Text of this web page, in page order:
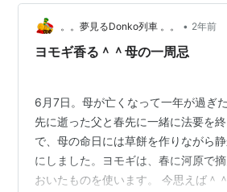
柔らか。どちらもいけていますが、
ちの方がオススメです。 なっぱもち
で、ありそうで初めてです。カリッと
。。夢見るDonko列車 。。 • 2年前
ヨモギ香る＾＾母の一周忌
6月7日。母が亡くなって一年が過ぎ
先に逝った父と春先に一緒に法要を
で、母の命日には草餅を作りながら
にしました。ヨモギは、春に河原で
おいたものを使います。 今思えば＾